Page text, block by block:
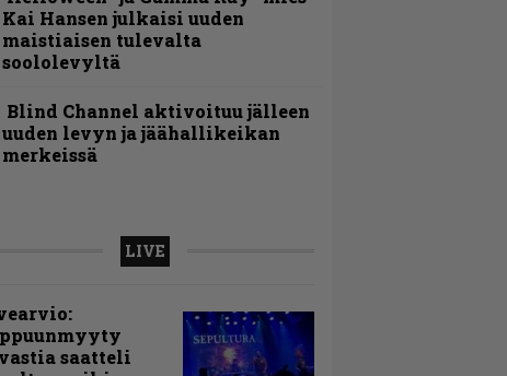
Kai Hansen julkaisi uuden
maistiaisen tulevalta
soololevyltä
Blind Channel aktivoituu jälleen
uuden levyn ja jäähallikeikan
merkeissä
LIVE
saatteli